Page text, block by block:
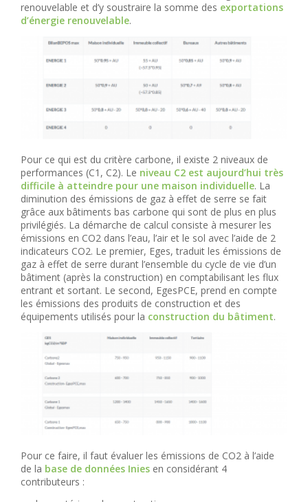
renouvelable et d’y soustraire la somme des exportations
d’énergie renouvelable.
Pour ce qui est du critère carbone, il existe 2 niveaux de
performances (C1, C2). Le niveau C2 est aujourd’hui très
difficile à atteindre pour une maison individuelle. La
diminution des émissions de gaz à effet de serre se fait
grâce aux bâtiments bas carbone qui sont de plus en plus
privilégiés. La démarche de calcul consiste à mesurer les
émissions en CO2 dans l’eau, l’air et le sol avec l’aide de 2
indicateurs CO2. Le premier, Eges, traduit les émissions de
gaz à effet de serre durant l’ensemble du cycle de vie d’un
bâtiment (après la construction) en comptabilisant les flux
entrant et sortant. Le second, EgesPCE, prend en compte
les émissions des produits de construction et des
équipements utilisés pour la construction du bâtiment.
Pour ce faire, il faut évaluer les émissions de CO2 à l’aide
de la base de données Inies en considérant 4
contributeurs :